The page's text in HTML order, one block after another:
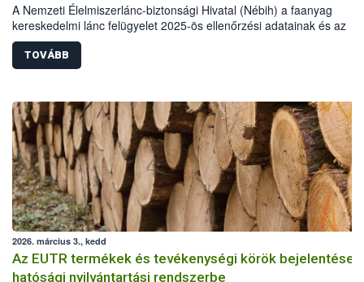
A Nemzeti Élelmiszerlánc-biztonsági Hivatal (Nébih) a faanyag
kereskedelmi lánc felügyelet 2025-ös ellenőrzési adatainak és az
illegális fakitermelés esetében más hatóságok, szervek statisztikai
alapján elkészítette a hazai illegális fakitermelés és kereskedelem
helyzetéről szóló összefoglalóját. A 2025-ös elemzés már kilenc év
fakitermelés és kereskedelem miatt több mint 62 millió forint
szabott ki bírságot a hatóság. Emellett 110 köbméter elkobzott
ingyenes átadására került sor, elsősorban a pályázó
részére.
TOVÁBB
2026. március 3., kedd
Az EUTR termékek és tevékenységi körök bejelentése a
hatósági nyilvántartási rendszerbe